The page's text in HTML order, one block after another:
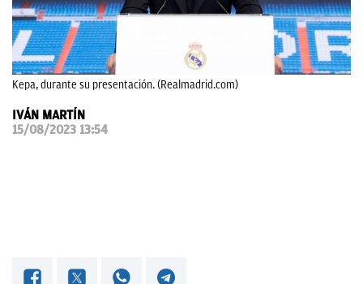
OKDIARIO
Kepa, durante su presentación. (Realmadrid.com)
IVÁN MARTÍN
15/08/2023 13:54